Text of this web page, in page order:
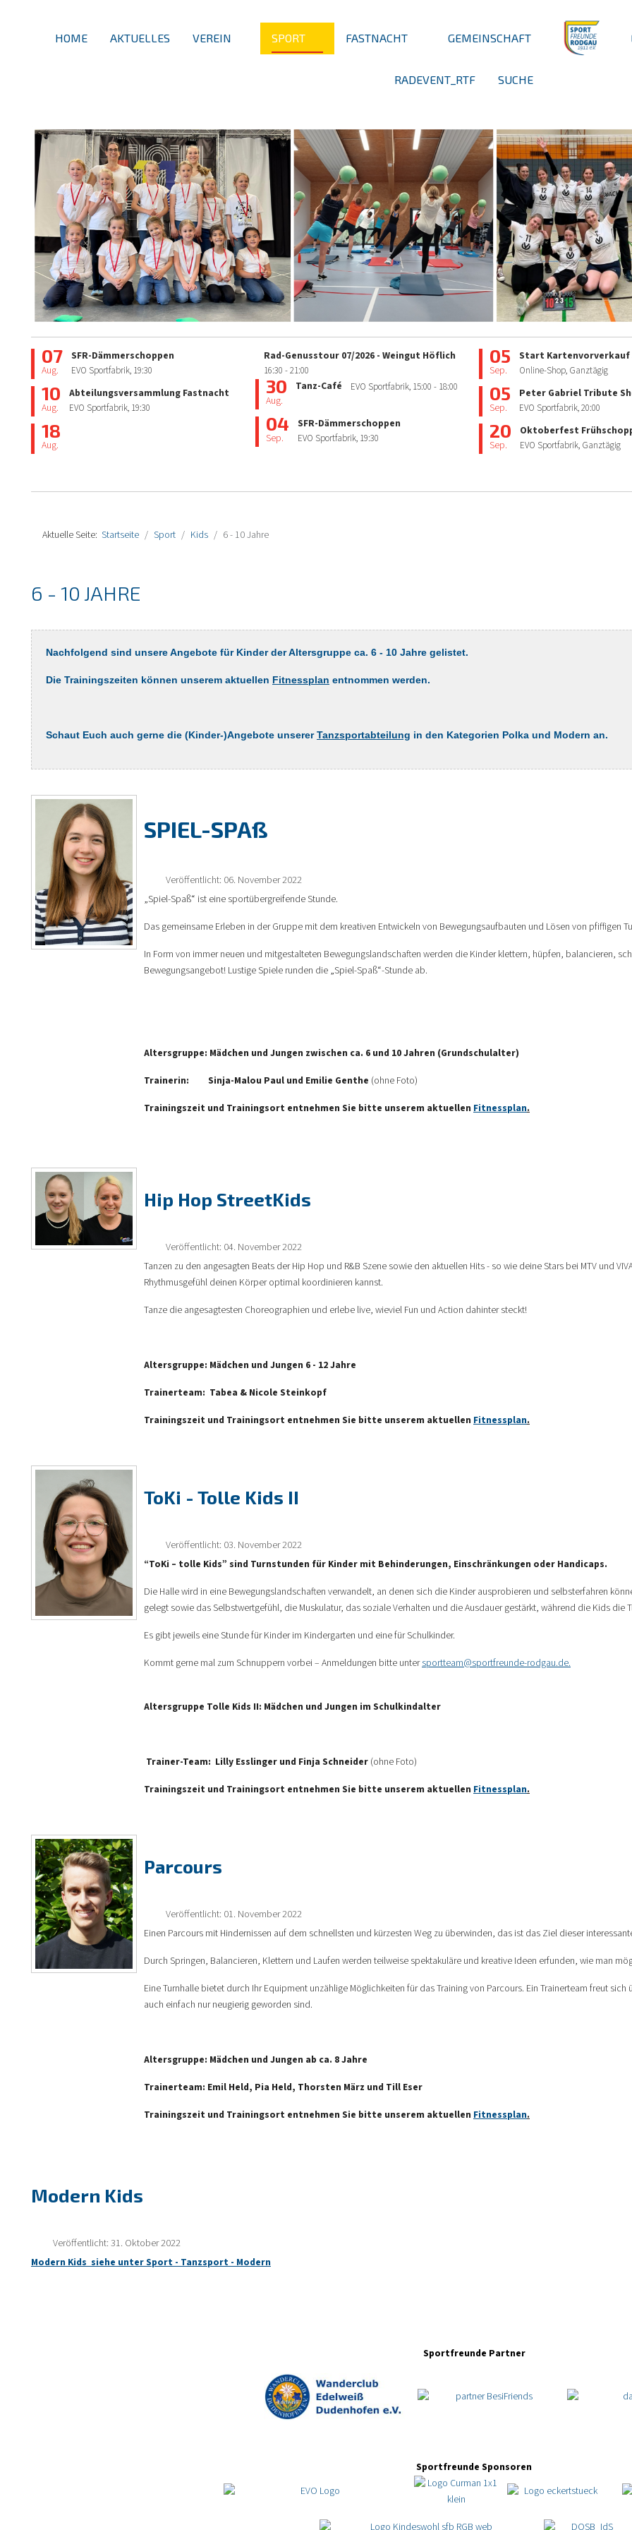
HOME AKTUELLES VEREIN SPORT FASTNACHT GEMEINSCHAFT
RADEVENT_RTF SUCHE
07
Aug.
SFR-Dämmerschoppen
EVO Sportfabrik, 19:30
10
Aug.
Abteilungsversammlung Fastnacht
EVO Sportfabrik, 19:30
18
Aug.
Rad-Genusstour 07/2026 - Weingut Höflich
16:30 - 21:00
30
Aug.
Tanz-Café EVO Sportfabrik, 15:00 - 18:00
04
Sep.
SFR-Dämmerschoppen
EVO Sportfabrik, 19:30
05
Sep.
Start Kartenvorverkauf
Online-Shop, Ganztägig
05
Sep.
Peter Gabriel Tribute
EVO Sportfabrik,20:00
20
Sep.
Oktoberfest
EVO Sportfabrik, Ganztägig
Aktuelle Seite: Startseite Sport Kids 6 - 10 Jahre
6 - 10 JAHRE
Nachfolgend sind unsere Angebote für Kinder der Altersgruppe ca. 6 - 10 Jahre gelistet.
Die Trainingszeiten können unserem aktuellen Fitnessplan entnommen werden.
Schaut Euch auch gerne die (Kinder-)Angebote unserer Tanzsportabteilung in den Kategorien Polka und Modern an.
SPIEL-SPAß
Veröffentlicht: 06. November 2022
„Spiel-Spaß“ ist eine sportübergreifende Stunde.
Das gemeinsame Erleben in der Gruppe mit dem kreativen Entwickeln von Bewegungsaufbauten und Lösen von pfiffigen
In Form von immer neuen und mitgestalteten Bewegungslandschaften werden die Kinder klettern, hüpfen, balancieren,
Bewegungsangebot! Lustige Spiele runden die „Spiel-Spaß“-Stunde ab.
Altersgruppe: Mädchen und Jungen zwischen ca. 6 und 10 Jahren (Grundschulalter)
Trainerin: Sinja-Malou Paul und Emilie Genthe (ohne Foto)
Trainingszeit und Trainingsort entnehmen Sie bitte unserem aktuellen Fitnessplan.
Hip Hop StreetKids
Veröffentlicht: 04. November 2022
Tanzen zu den angesagten Beats der Hip Hop und R&B Szene sowie den aktuellen Hits - so wie deine Stars bei MTV und
Rhythmusgefühl deinen Körper optimal koordinieren kannst.
Tanze die angesagtesten Choreographien und erlebe live, wieviel Fun und Action dahinter steckt!
Altersgruppe: Mädchen und Jungen 6 - 12 Jahre
Trainerteam: Tabea & Nicole Steinkopf
Trainingszeit und Trainingsort entnehmen Sie bitte unserem aktuellen Fitnessplan.
ToKi - Tolle Kids II
Veröffentlicht: 03. November 2022
“ToKi – tolle Kids” sind Turnstunden für Kinder mit Behinderungen, Einschränkungen oder Handicaps.
Die Halle wird in eine Bewegungslandschaften verwandelt, an denen sich die Kinder ausprobieren und selbsterfahren
gelegt sowie das Selbstwertgefühl, die Muskulatur, das soziale Verhalten und die Ausdauer gestärkt, während die Kids die
Es gibt jeweils eine Stunde für Kinder im Kindergarten und eine für Schulkinder.
Kommt gerne mal zum Schnuppern vorbei – Anmeldungen bitte untersportteam@sportfreunde-rodgau.de.
Altersgruppe Tolle Kids II: Mädchen und Jungen im Schulkindalter
Trainer-Team: Lilly Esslinger und Finja Schneider (ohne Foto)
Trainingszeit und Trainingsort entnehmen Sie bitte unserem aktuellen Fitnessplan.
Parcours
Veröffentlicht: 01. November 2022
Einen Parcours mit Hindernissen auf dem schnellsten und kürzesten Weg zu überwinden, das ist das Ziel dieser
Durch Springen, Balancieren, Klettern und Laufen werden teilweise spektakuläre und kreative Ideen erfunden, wie man
Eine Turnhalle bietet durch Ihr Equipment unzählige Möglichkeiten für das Training von Parcours. Ein Trainerteam freut
auch einfach nur neugierig geworden sind.
Altersgruppe: Mädchen und Jungen ab ca. 8 Jahre
Trainerteam: Emil Held, Pia Held, Thorsten März und Till Eser
Trainingszeit und Trainingsort entnehmen Sie bitte unserem aktuellen Fitnessplan.
Modern Kids
Veröffentlicht: 31. Oktober 2022
Modern Kids siehe unter Sport - Tanzsport - Modern
Sportfreunde Partner
Sportfreunde Sponsoren